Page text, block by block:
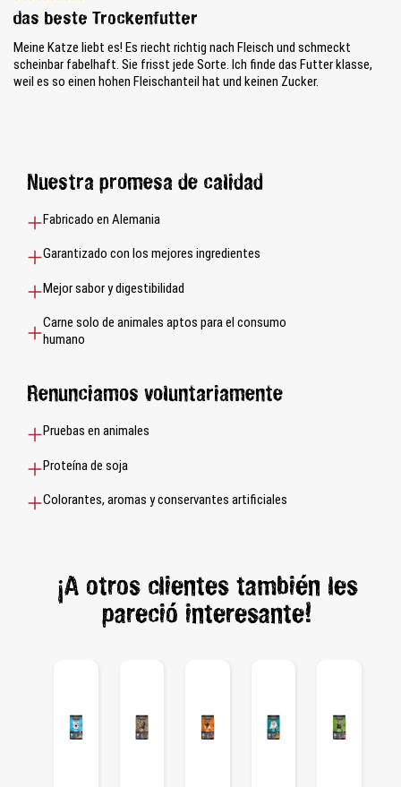
Reseña con calificación de 5 de 5 estrellas
das beste Trockenfutter
Meine Katze liebt es! Es riecht richtig nach Fleisch und schmeckt
scheinbar fabelhaft. Sie frisst jede Sorte. Ich finde das Futter klasse,
weil es so einen hohen Fleischanteil hat und keinen Zucker.
Nuestra promesa de calidad
Fabricado en Alemania
Garantizado con los mejores ingredientes
Mejor sabor y digestibilidad
Carne solo de animales aptos para el consumo
humano
Renunciamos voluntariamente
Pruebas en animales
Proteína de soja
Colorantes, aromas y conservantes artificiales
¡A otros clientes también les
pareció interesante!